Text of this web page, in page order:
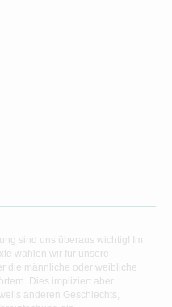
sind uns überaus wichtig! Im
wählen wir für unsere
die männliche oder weibliche
Dies impliziert aber
anderen Geschlechts,